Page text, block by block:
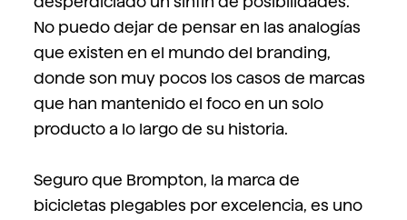
No puedo dejar de pensar en las analogías
que existen en el mundo del branding,
donde son muy pocos los casos de marcas
que han mantenido el foco en un solo
producto a lo largo de su historia.
Seguro que Brompton, la marca de
bicicletas plegables por excelencia, es uno